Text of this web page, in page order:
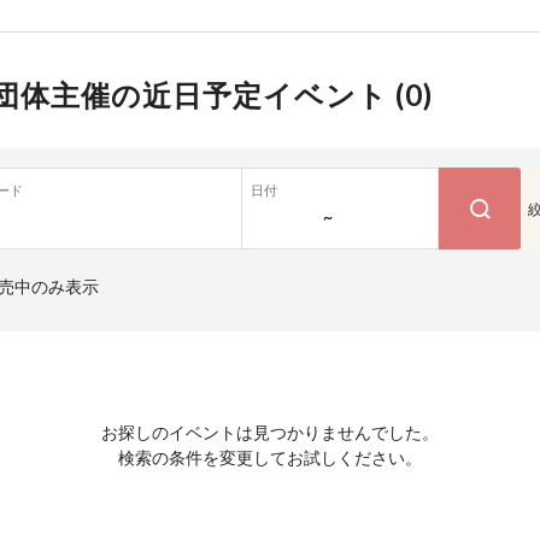
体主催の近日予定イベント (0)
ド 日付
~
中のみ表示
お探しのイベントは見つかりませんでした。
検索の条件を変更してお試しください。